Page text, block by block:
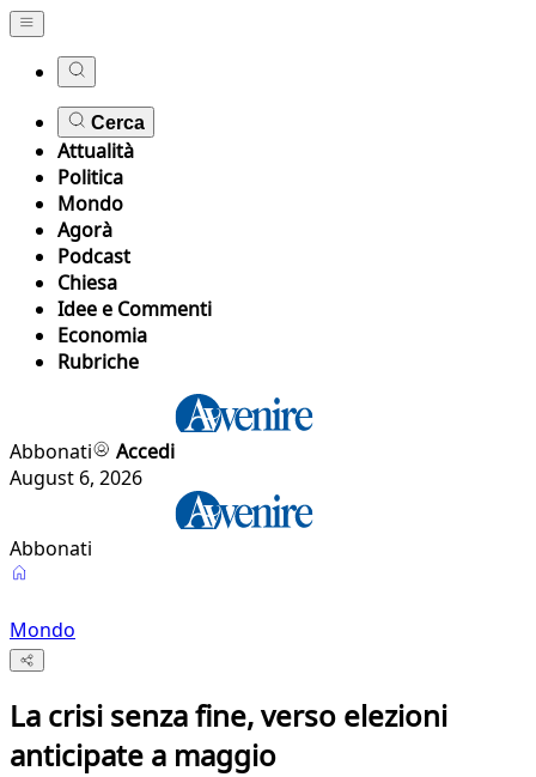
Cerca
Attualità
Politica
Mondo
Agorà
Podcast
Chiesa
Idee e Commenti
Economia
Rubriche
Abbonati
Accedi
August 6, 2026
Abbonati
Mondo
La crisi senza fine, verso elezioni
anticipate a maggio